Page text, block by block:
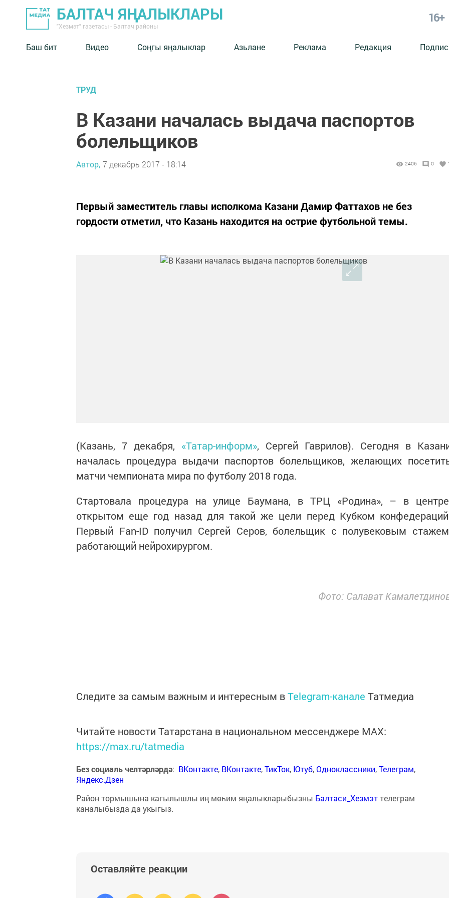
БАЛТАЧ ЯҢАЛЫКЛАРЫ
"Хезмәт" газетасы - Балтач районы
16+
Баш бит Видео Соңгы яңалыклар Азьлане Реклама Редакция
ТРУД
В Казани началась выдача паспортов
болельщиков
Автор, 7 декабрь 2017 - 18:14 2406 0
Первый заместитель главы исполкома Казани Дамир Фаттахов не без
гордости отметил, что Казань находится на острие футбольной темы.
(Казань, 7 декабря, «Татар-информ», Сергей Гаврилов). Сегодня в
началась процедура выдачи паспортов болельщиков, желающих
матчи чемпионата мира по футболу 2018 года.
Стартовала процедура на улице Баумана, в ТРЦ «Родина», – в
открытом еще год назад для такой же цели перед Кубком
Первый Fаn-ID получил Сергей Серов, болельщик с полувековым
работающий нейрохирургом.
Фото: Салават
Следите за самым важным и интересным вTelegram-канале Татмедиа
Читайте новости Татарстана в национальном мессенджере MАХ:
https://max.ru/tatmedia
Без социаль челтәрләрдә: ВКонтакте, ВКонтакте,ТикТок, Ютуб,Одноклассники,Телеграм,
Яндекс.Дзен
Район тормышына кагылышлы иң мөһим яңалыкларыбызны Балтаси_Хезмэттелеграм
каналыбызда да укыгыз.
Оставляйте реакции